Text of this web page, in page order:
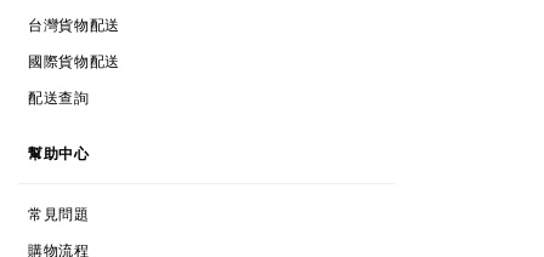
台灣貨物配送
INTERNATIONAL POSTAGE
國際貨物配送
TRACK MY ORDER
配送查詢
幫助中心
常見問題
SHOPPING PROCESS
購物流程